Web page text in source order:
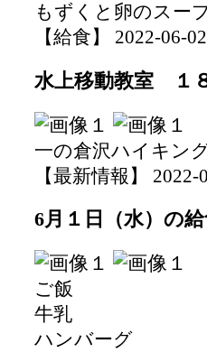
もずくと卵のスー
【給食】 2022-06-
水上移動教室 １
一の倉沢ハイキン
【最新情報】
6月１日（水）の
ご飯
牛乳
ハンバーグ